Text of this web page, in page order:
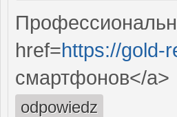
href=https://gold-
смартфонов</a>
odpowiedz